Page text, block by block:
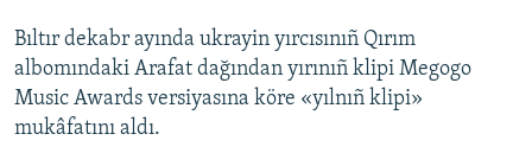
Bıltır dekabr ayında ukrayin yırcısınıñ Qırım
albomındaki Arafat dağından yırınıñ klipi Megogo
Music Awards versiyasına köre «yılnıñ klipi»
mukâfatını aldı.